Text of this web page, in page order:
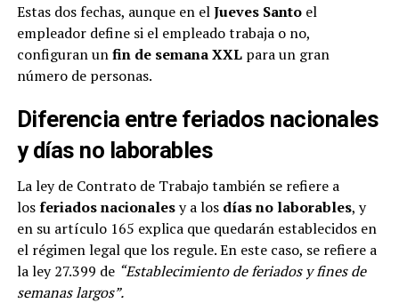
Estas dos fechas, aunque en elJueves Santo el
empleador define si el empleado trabaja o no,
configuran unfin de semana XXL para un gran
número de personas.
Diferencia entre feriados nacionales
y días no laborables
La ley de Contrato de Trabajo también se refiere a
losferiados nacionalesy a losdías no laborables, y
en su artículo 165 explica que quedarán establecidos en
el régimen legal que los regule. En este caso, se refiere a
la ley 27.399 de “Establecimiento de feriados y fines de
semanas largos”.